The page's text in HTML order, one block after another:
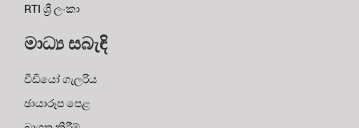
RTI ශ්‍රී ලංකා
මාධ්‍ය සබැඳි
වීඩියෝ ගැලරිය
ඡායාරූප පෙළ